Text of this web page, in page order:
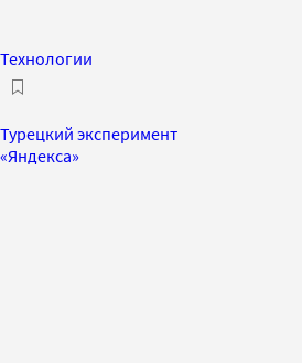
Технологии
Турецкий эксперимент
«Яндекса»